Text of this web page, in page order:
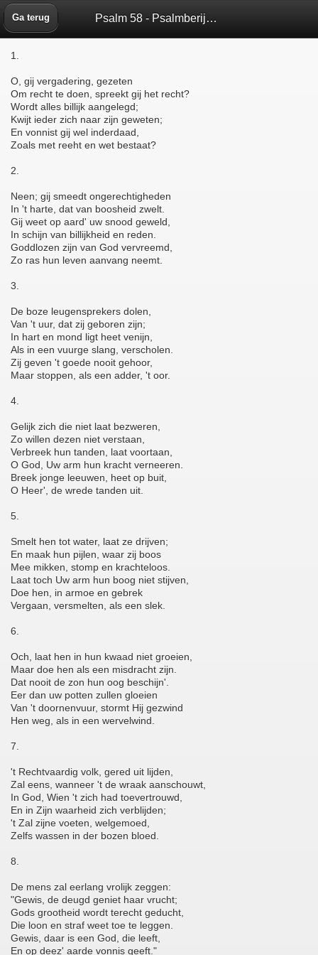
Ga terug Psalm 58 - Psalmberijming 1773 - Bijbelbox
1.
O, gij vergadering, gezeten
Om recht te doen, spreekt gij het recht?
Wordt alles billijk aangelegd;
Kwijt ieder zich naar zijn geweten;
En vonnist gij wel inderdaad,
Zoals met reeht en wet bestaat?
2.
Neen; gij smeedt ongerechtigheden
In 't harte, dat van boosheid zwelt.
Gij weet op aard' uw snood geweld,
In schijn van billijkheid en reden.
Goddlozen zijn van God vervreemd,
Zo ras hun leven aanvang neemt.
3.
De boze leugensprekers dolen,
Van 't uur, dat zij geboren zijn;
In hart en mond ligt heet venijn,
Als in een vuurge slang, verscholen.
Zij geven 't goede nooit gehoor,
Maar stoppen, als een adder, 't oor.
4.
Gelijk zich die niet laat bezweren,
Zo willen dezen niet verstaan,
Verbreek hun tanden, laat voortaan,
O God, Uw arm hun kracht verneeren.
Breek jonge leeuwen, heet op buit,
O Heer', de wrede tanden uit.
5.
Smelt hen tot water, laat ze drijven;
En maak hun pijlen, waar zij boos
Mee mikken, stomp en krachteloos.
Laat toch Uw arm hun boog niet stijven,
Doe hen, in armoe en gebrek
Vergaan, versmelten, als een slek.
6.
Och, laat hen in hun kwaad niet groeien,
Maar doe hen als een misdracht zijn.
Dat nooit de zon hun oog beschijn'.
Eer dan uw potten zullen gloeien
Van 't doornenvuur, stormt Hij gezwind
Hen weg, als in een wervelwind.
7.
't Rechtvaardig volk, gered uit lijden,
Zal eens, wanneer 't de wraak aanschouwt,
In God, Wien 't zich had toevertrouwd,
En in Zijn waarheid zich verblijden;
't Zal zijne voeten, welgemoed,
Zelfs wassen in der bozen bloed.
8.
De mens zal eerlang vrolijk zeggen:
"Gewis, de deugd geniet haar vrucht;
Gods grootheid wordt terecht geducht,
Die loon en straf weet toe te leggen.
Gewis, daar is een God, die leeft,
En op deez' aarde vonnis geeft."